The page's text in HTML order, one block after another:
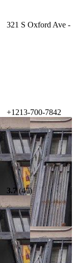
321 S Oxford Ave -
+1213-700-7842
3.7(47)